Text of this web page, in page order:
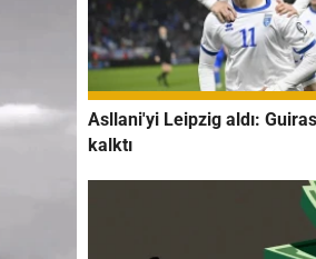
Asllani'yi Leipzig aldı:
kalktı